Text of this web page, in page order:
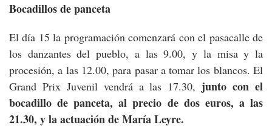
Bocadillos de panceta
El día 15 la programación comenzará con el pasacalle de
los danzantes del pueblo, a las 9.00, y la misa y la
procesión, a las 12.00, para pasar a tomar los blancos. El
Grand Prix Juvenil vendrá a las 17.30, junto con el
bocadillo de panceta, al precio de dos euros, a las
21.30, y la actuación de María Leyre.